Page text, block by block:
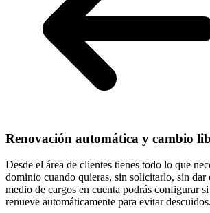
Renovación automática y cambio
Desde el área de clientes tienes todo lo que
dominio cuando quieras, sin solicitarlo, sin dar
medio de cargos en cuenta podrás configurar
renueve automáticamente para evitar descuidos.